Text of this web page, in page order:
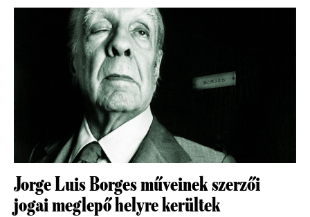
Jorge Luis Borges műveinek szerzői
jogai meglepő helyre kerültek